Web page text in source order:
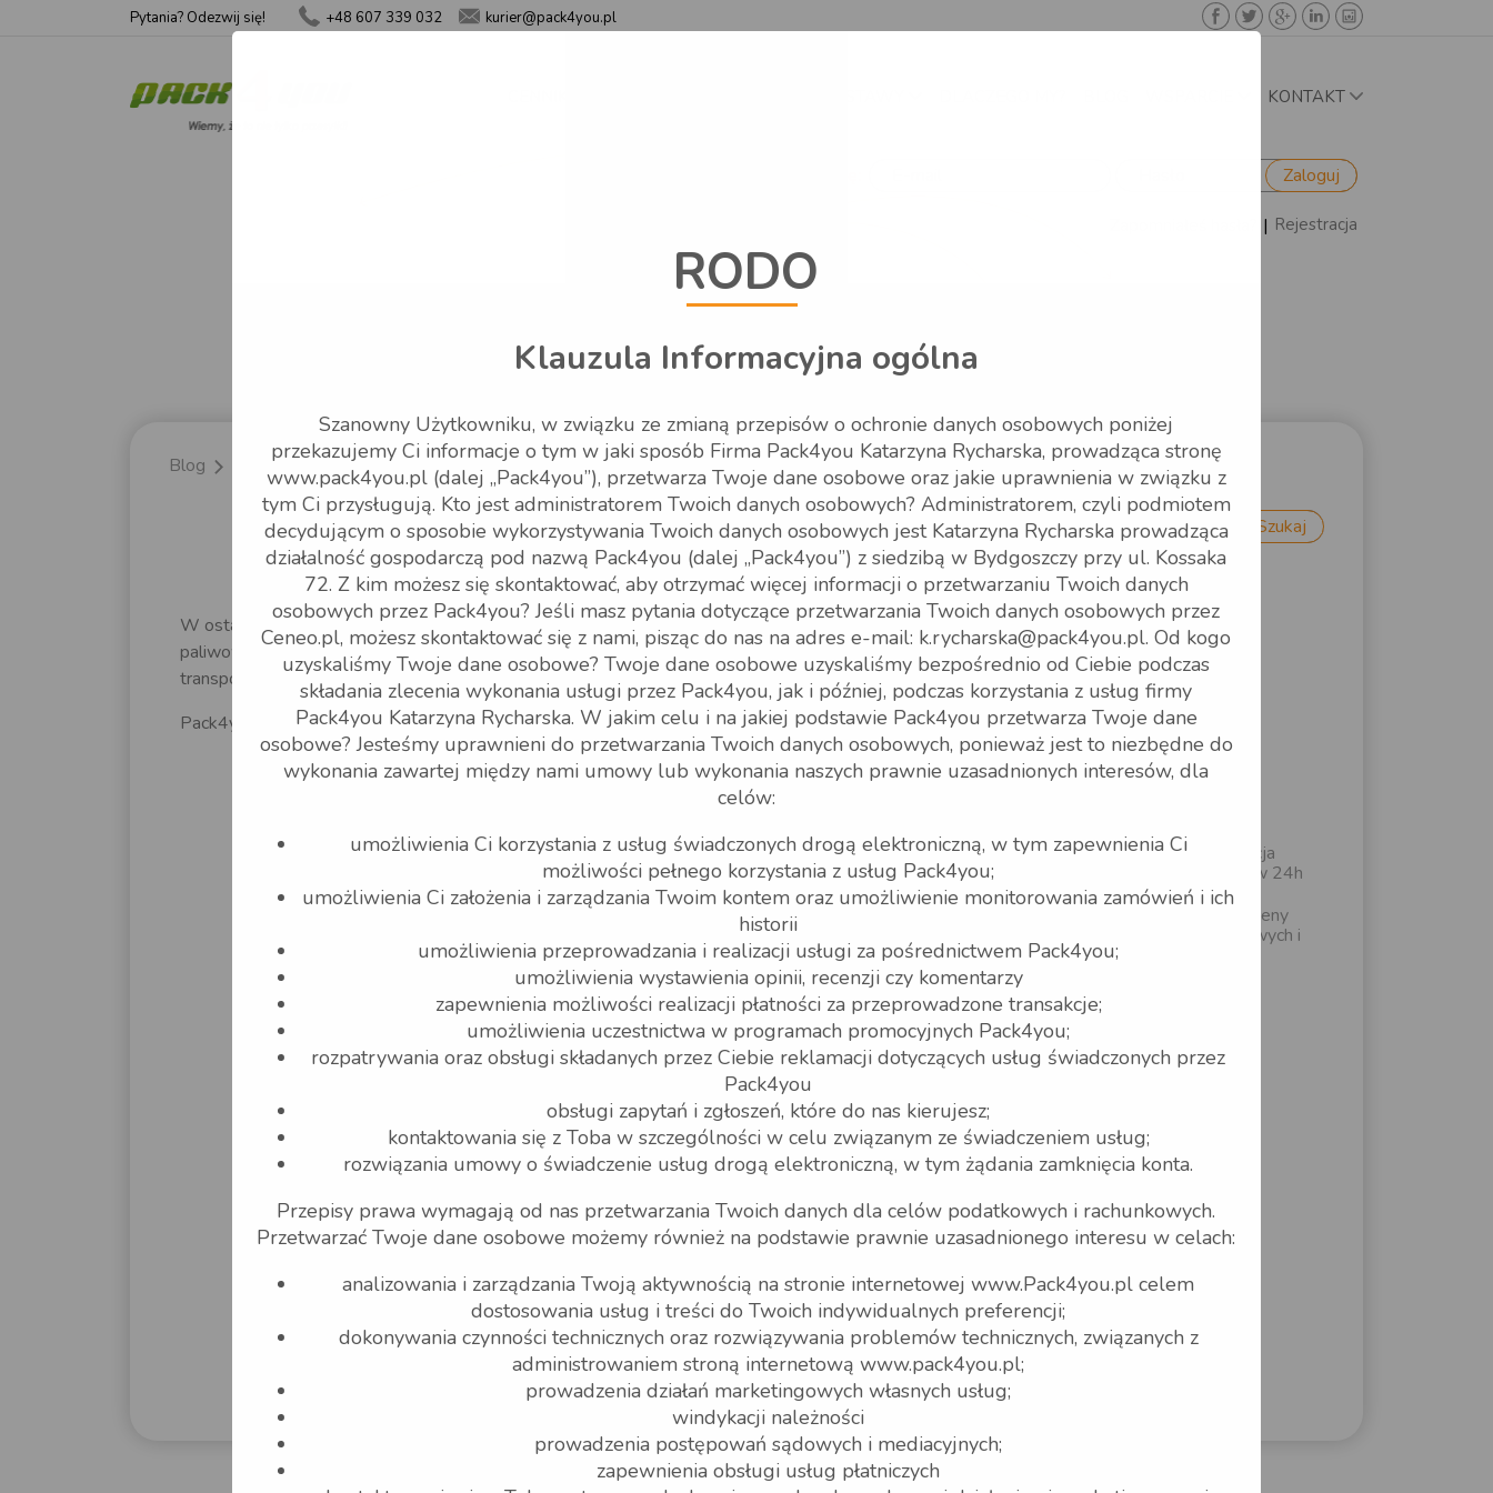
Pytania? Odezwij się! +48 607 339 032 kurier@pack4you.pl
KONTAKT
Zaloguj
| Rejestracja
Blog
Blog pack4you Obniżka cen na palety Raben
pack4you
Obniżka cen na palety Raben
05 CZERWIEC 2023 - 13:21
W ostatnim czasie obserwujemy spadek cen transportu spedytorem Raben. Obecnie aktualna dopłata
paliwowa wynosi 12% i to powoduje obniżkę cen i za naszym pośrednictwem. Zapraszam do kalkulacji cen
transportu.
Pack4you.pl
Wyszukiwarka
Szukaj
Kategorie
Blog
Archiwum
Najnowsze wpisy
Jak realnie zwiększyć
Raben Premium realizacja
dostaw palet możliwa w 24h
Wzrost cen paliw a wyceny
spedycji międzynarodowych i
krajowych
RODO
Klauzula Informacyjna ogólna
Szanowny Użytkowniku, w związku ze zmianą przepisów o ochronie danych osobowych poniżej
przekazujemy Ci informacje o tym w jaki sposób Firma Pack4you Katarzyna Rycharska, prowadząca stronę
www.pack4you.pl (dalej „Pack4you”), przetwarza Twoje dane osobowe oraz jakie uprawnienia w związku z
tym Ci przysługują. Kto jest administratorem Twoich danych osobowych? Administratorem, czyli podmiotem
decydującym o sposobie wykorzystywania Twoich danych osobowych jest Katarzyna Rycharska prowadząca
działalność gospodarczą pod nazwą Pack4you (dalej „Pack4you”) z siedzibą w Bydgoszczy przy ul. Kossaka
72. Z kim możesz się skontaktować, aby otrzymać więcej informacji o przetwarzaniu Twoich danych
osobowych przez Pack4you? Jeśli masz pytania dotyczące przetwarzania Twoich danych osobowych przez
Ceneo.pl, możesz skontaktować się z nami, pisząc do nas na adres e-mail: k.rycharska@pack4you.pl. Od kogo
uzyskaliśmy Twoje dane osobowe? Twoje dane osobowe uzyskaliśmy bezpośrednio od Ciebie podczas
składania zlecenia wykonania usługi przez Pack4you, jak i później, podczas korzystania z usług firmy
Pack4you Katarzyna Rycharska. W jakim celu i na jakiej podstawie Pack4you przetwarza Twoje dane
osobowe? Jesteśmy uprawnieni do przetwarzania Twoich danych osobowych, ponieważ jest to niezbędne do
wykonania zawartej między nami umowy lub wykonania naszych prawnie uzasadnionych interesów, dla
celów:
umożliwienia Ci korzystania z usług świadczonych drogą elektroniczną, w tym zapewnienia Ci
możliwości pełnego korzystania z usług Pack4you;
umożliwienia Ci założenia i zarządzania Twoim kontem oraz umożliwienie monitorowania zamówień i ich
historii
umożliwienia przeprowadzania i realizacji usługi za pośrednictwem Pack4you;
umożliwienia wystawienia opinii, recenzji czy komentarzy
zapewnienia możliwości realizacji płatności za przeprowadzone transakcje;
umożliwienia uczestnictwa w programach promocyjnych Pack4you;
rozpatrywania oraz obsługi składanych przez Ciebie reklamacji dotyczących usług świadczonych przez
Pack4you
obsługi zapytań i zgłoszeń, które do nas kierujesz;
kontaktowania się z Toba w szczególności w celu związanym ze świadczeniem usług;
rozwiązania umowy o świadczenie usług drogą elektroniczną, w tym żądania zamknięcia konta.
Przepisy prawa wymagają od nas przetwarzania Twoich danych dla celów podatkowych i rachunkowych.
Przetwarzać Twoje dane osobowe możemy również na podstawie prawnie uzasadnionego interesu w celach:
analizowania i zarządzania Twoją aktywnością na stronie internetowej www.Pack4you.pl celem
dostosowania usług i treści do Twoich indywidualnych preferencji;
dokonywania czynności technicznych oraz rozwiązywania problemów technicznych, związanych z
administrowaniem stroną internetową www.pack4you.pl;
prowadzenia działań marketingowych własnych usług;
windykacji należności
prowadzenia postępowań sądowych i mediacyjnych;
zapewnienia obsługi usług płatniczych